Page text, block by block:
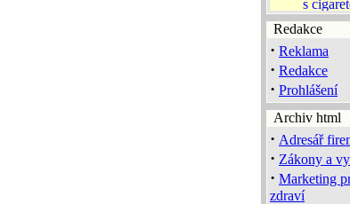
Redakce
· Reklama
· Redakce
· Prohlášení
Archiv html
· Adresář
· Zákony a
· Marketing
zdraví